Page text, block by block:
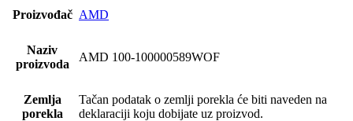
Proizvođač AMD
Naziv
proizvoda
AMD 100-100000589WOF
Zemlja
porekla
Tačan podatak o zemlji porekla će biti naveden na
deklaraciji koju dobijate uz proizvod.